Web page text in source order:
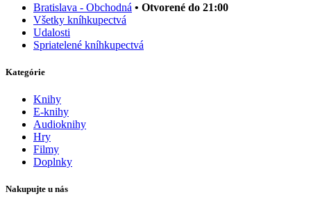
Bratislava - Obchodná • Otvorené do 21:00
Všetky kníhkupectvá
Udalosti
Spriatelené kníhkupectvá
Kategórie
Knihy
E-knihy
Audioknihy
Hry
Filmy
Doplnky
Nakupujte u nás